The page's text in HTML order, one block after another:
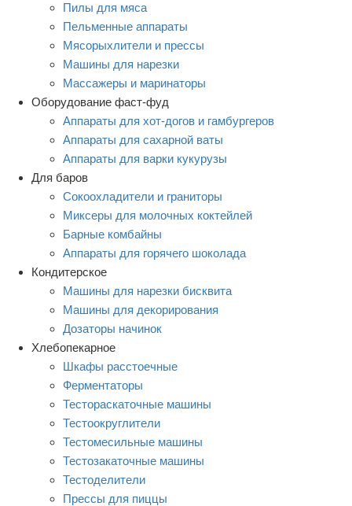
Пилы для мяса
Пельменные аппараты
Мясорыхлители и прессы
Машины для нарезки
Массажеры и маринаторы
Оборудование фаст-фуд
Аппараты для хот-догов и гамбургеров
Аппараты для сахарной ваты
Аппараты для варки кукурузы
Для баров
Сокоохладители и граниторы
Миксеры для молочных коктейлей
Барные комбайны
Аппараты для горячего шоколада
Кондитерское
Машины для нарезки бисквита
Машины для декорирования
Дозаторы начинок
Хлебопекарное
Шкафы расстоечные
Ферментаторы
Тестораскаточные машины
Тестоокруглители
Тестомесильные машины
Тестозакаточные машины
Тестоделители
Прессы для пиццы